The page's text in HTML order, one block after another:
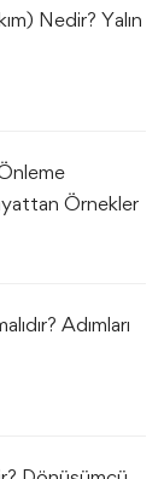
Nedir? Yalın
Örnekler
Adımları